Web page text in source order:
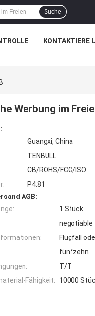
Suche
KONTAKTIERE
Werbung im
Guangxi, China
TENBULL
CB/ROHS/FCC/ISO
P4.81
AGB:
1 Stück
negotiable
Flugfall
fünfzehn
T/T
Fähigkeit:
10000